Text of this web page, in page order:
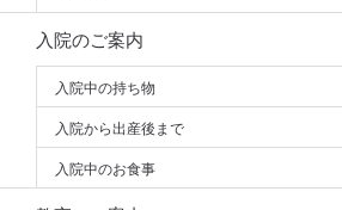
入院のご案内
入院中の持ち物
入院から出産後まで
入院中のお食事